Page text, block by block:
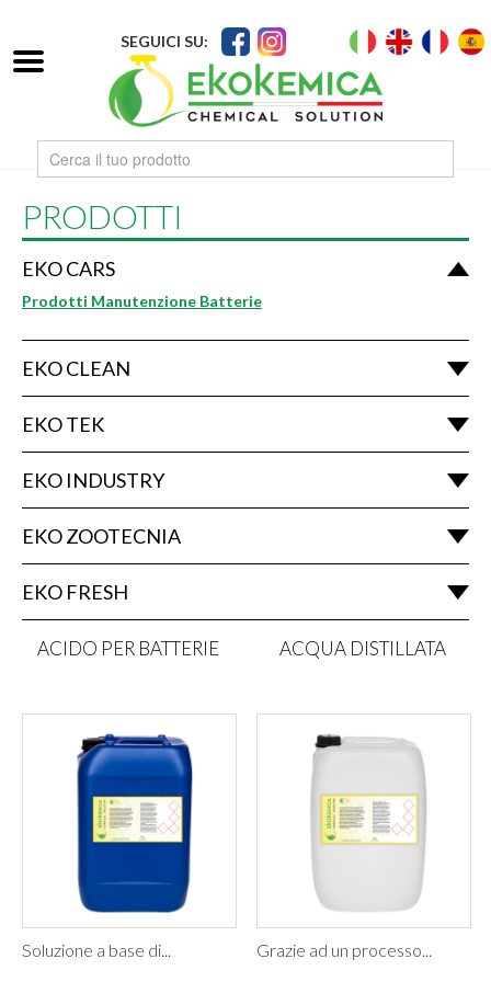
SEGUICI SU:
PRODOTTI
EKO CARS
Prodotti Manutenzione Batterie
EKO CLEAN
EKO TEK
EKO INDUSTRY
EKO ZOOTECNIA
EKO FRESH
ACIDO PER BATTERIE
Soluzione a base di...
ACQUA DISTILLATA
Grazie ad un processo...